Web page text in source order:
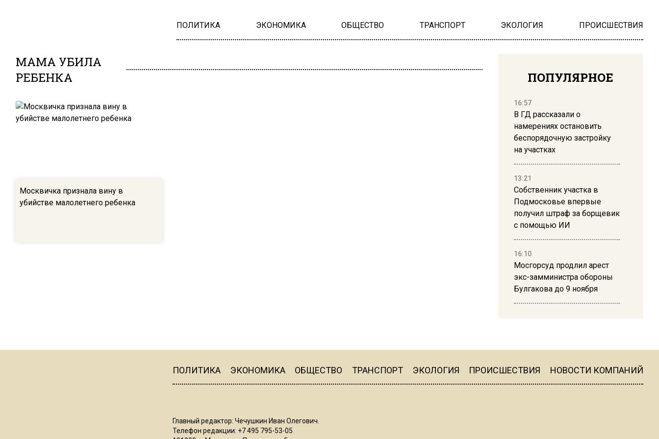
ПОЛИТИКА ЭКОНОМИКА ОБЩЕСТВО ТРАНСПОРТ ЭКОЛОГИЯ ПРОИСШЕСТВИЯ
МАМА УБИЛА
РЕБЕНКА
Москвичка признала вину в
убийстве малолетнего ребенка
ПОПУЛЯРНОЕ
16:57
В ГД рассказали о
намерениях остановить
беспорядочную застройку
на участках
13:21
Собственник участка в
Подмосковье впервые
получил штраф за борщевик
с помощью ИИ
16:10
Мосгорсуд продлил арест
экс-замминистра обороны
Булгакова до 9 ноября
16:19
ПОЛИТИКА ЭКОНОМИКА ОБЩЕСТВО ТРАНСПОРТ ЭКОЛОГИЯ ПРОИСШЕСТВИЯ НОВОСТИ КОМПАНИЙ
Главный редактор: Чечушкин Иван Олегович.
Телефон редакции: +7 495 795-53-05